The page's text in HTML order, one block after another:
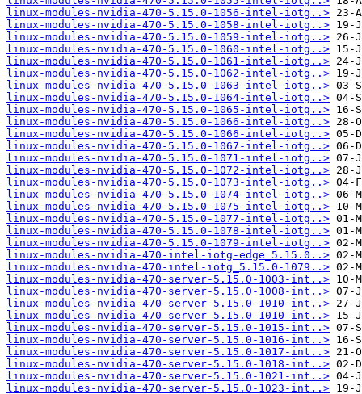
linux-modules-nvidia-470-5.15.0-1056-intel-iotg..>
linux-modules-nvidia-470-5.15.0-1058-intel-iotg..>
linux-modules-nvidia-470-5.15.0-1059-intel-iotg..>
linux-modules-nvidia-470-5.15.0-1060-intel-iotg..>
linux-modules-nvidia-470-5.15.0-1061-intel-iotg..>
linux-modules-nvidia-470-5.15.0-1062-intel-iotg..>
linux-modules-nvidia-470-5.15.0-1063-intel-iotg..>
linux-modules-nvidia-470-5.15.0-1064-intel-iotg..>
linux-modules-nvidia-470-5.15.0-1065-intel-iotg..>
linux-modules-nvidia-470-5.15.0-1066-intel-iotg..>
linux-modules-nvidia-470-5.15.0-1066-intel-iotg..>
linux-modules-nvidia-470-5.15.0-1067-intel-iotg..>
linux-modules-nvidia-470-5.15.0-1071-intel-iotg..>
linux-modules-nvidia-470-5.15.0-1072-intel-iotg..>
linux-modules-nvidia-470-5.15.0-1073-intel-iotg..>
linux-modules-nvidia-470-5.15.0-1074-intel-iotg..>
linux-modules-nvidia-470-5.15.0-1075-intel-iotg..>
linux-modules-nvidia-470-5.15.0-1077-intel-iotg..>
linux-modules-nvidia-470-5.15.0-1078-intel-iotg..>
linux-modules-nvidia-470-5.15.0-1079-intel-iotg..>
linux-modules-nvidia-470-intel-iotg-edge_5.15.0..>
linux-modules-nvidia-470-intel-iotg_5.15.0-1079..>
linux-modules-nvidia-470-server-5.15.0-1003-int..>
linux-modules-nvidia-470-server-5.15.0-1008-int..>
linux-modules-nvidia-470-server-5.15.0-1010-int..>
linux-modules-nvidia-470-server-5.15.0-1010-int..>
linux-modules-nvidia-470-server-5.15.0-1015-int..>
linux-modules-nvidia-470-server-5.15.0-1016-int..>
linux-modules-nvidia-470-server-5.15.0-1017-int..>
linux-modules-nvidia-470-server-5.15.0-1018-int..>
linux-modules-nvidia-470-server-5.15.0-1021-int..>
linux-modules-nvidia-470-server-5.15.0-1023-int..>